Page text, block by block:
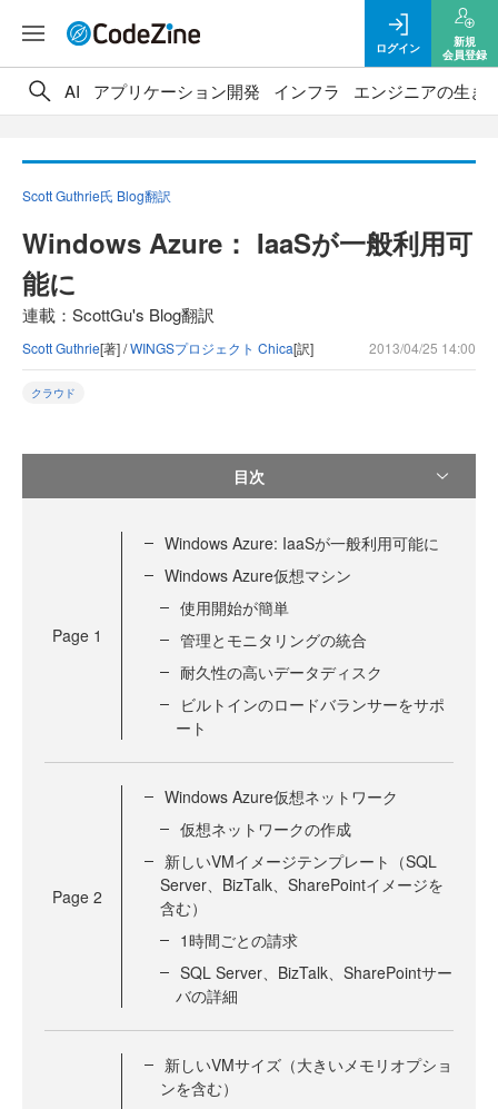
ログイン
新規
会員登録
AI アプリケーション開発 インフラ エンジニアの生き
Scott Guthrie氏 Blog翻訳
Windows Azure： IaaSが一般利用可
能に
連載：ScottGu's Blog翻訳
Scott Guthrie[著] /WINGSプロジェクト Chica[訳] 2013/04/25 14:00
クラウド
目次
Page 1
Windows Azure: IaaSが一般利用可能に
Windows Azure仮想マシン
使用開始が簡単
管理とモニタリングの統合
耐久性の高いデータディスク
ビルトインのロードバランサーをサポ
ート
Page 2
Windows Azure仮想ネットワーク
仮想ネットワークの作成
新しいVMイメージテンプレート（SQL
Server、BizTalk、SharePointイメージを
含む）
1時間ごとの請求
SQL Server、BizTalk、SharePointサー
バの詳細
新しいVMサイズ（大きいメモリオプショ
ンを含む）